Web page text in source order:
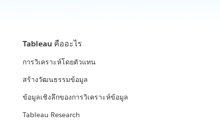
Tableau คืออะไร
การวิเคราะห์โดยตัวแทน
สร้างวัฒนธรรมข้อมูล
ข้อมูลเชิงลึกของการวิเคราะห์ข้อมูล
Tableau Research